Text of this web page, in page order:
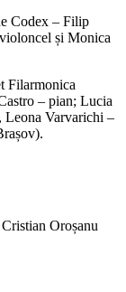
Codex – Filip
și Monica
Filarmonica
– pian; Lucia
Leona Varvarichi –
Oroșanu